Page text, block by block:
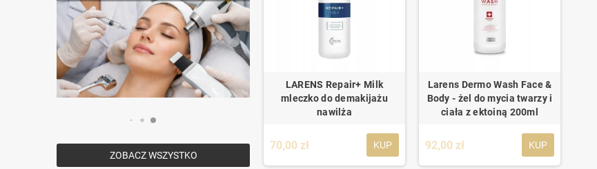
ZOBACZ WSZYSTKO
LARENS Repair+ Milk
mleczko do demakijażu
nawilża
70,00 zł KUP
Larens Dermo Wash Face &
Body - żel do mycia twarzy i
ciała z ektoiną 200ml
92,00 zł KUP